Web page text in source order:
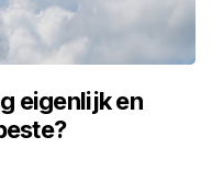
eigenlijk en